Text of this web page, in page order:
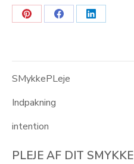
Share
Share
Share
SMykkePLeje
Indpakning
intention
PLEJE AF DIT SMYKKE